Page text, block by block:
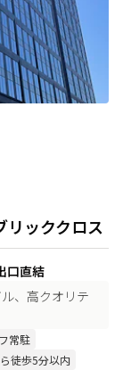
ッククロス
口直結
、高クオリテ
常駐
徒歩5分以内